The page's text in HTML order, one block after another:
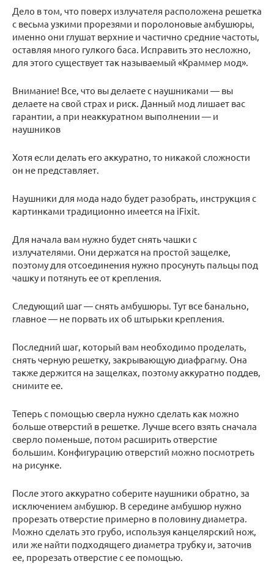
Дело в том, что поверх излучателя расположена решетка
с весьма узкими прорезями и поролоновые амбушюры,
именно они глушат верхние и частично средние частоты,
оставляя много гулкого баса. Исправить это несложно,
для этого существует так называемый «Краммер мод».
Внимание! Все, что вы делаете с наушниками — вы
делаете на свой страх и риск. Данный мод лишает вас
гарантии, а при неаккуратном выполнении — и
наушников
Хотя если делать его аккуратно, то никакой сложности
он не представляет.
Наушники для мода надо будет разобрать, инструкция с
картинками традиционно имеется на iFixit.
Для начала вам нужно будет снять чашки с
излучателями. Они держатся на простой защелке,
поэтому для отсоединения нужно просунуть пальцы под
чашку и потянуть ее от крепления.
Следующий шаг — снять амбушюры. Тут все банально,
главное — не порвать их об штырьки крепления.
Последний шаг, который вам необходимо проделать,
снять черную решетку, закрывающую диафрагму. Она
также держится на защелках, поэтому аккуратно поддев,
снимите ее.
Теперь с помощью сверла нужно сделать как можно
больше отверстий в решетке. Лучше всего взять сначала
сверло поменьше, потом расширить отверстие
большим. Конфигурацию отверстий можно посмотреть
на рисунке.
После этого аккуратно соберите наушники обратно, за
исключением амбушюр. В середине амбушюр нужно
прорезать отверстие примерно в половину диаметра.
Можно сделать это грубо, используя канцелярский нож,
или же найти подходящего диаметра трубку и, заточив
ее, прорезать отверстие с ее помощью.